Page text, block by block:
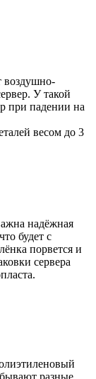
воздушно-
У такой
при падении на
весом до 3
надёжная
будет с
порвется и
сервера
разные